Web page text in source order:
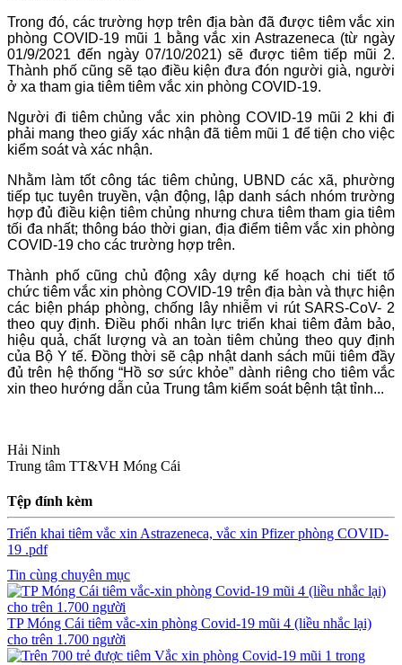
Trong đó, các trường hợp trên địa bàn đã được tiêm vắc xin
phòng COVID-19 mũi 1 bằng vắc xin Astrazeneca (từ ngày
01/9/2021 đến ngày 07/10/2021) sẽ được tiêm tiếp mũi 2.
Thành phố cũng sẽ tạo điều kiện đưa đón người già, người
ở xa tham gia tiêm tiêm vắc xin phòng COVID-19.
Người đi tiêm chủng vắc xin phòng COVID-19 mũi 2 khi đi
phải mang theo giấy xác nhận đã tiêm mũi 1 để tiện cho việc
kiểm soát và xác nhận.
Nhằm làm tốt công tác tiêm chủng, UBND các xã, phường
tiếp tục tuyên truyền, vận động, lập danh sách nhóm trường
hợp đủ điều kiện tiêm chủng nhưng chưa tiêm tham gia tiêm
tối đa nhất; thông báo thời gian, địa điểm tiêm vắc xin phòng
COVID-19 cho các trường hợp trên.
Thành phố cũng chủ động xây dựng kế hoạch chi tiết tổ
chức tiêm vắc xin phòng COVID-19 trên địa bàn và thực hiện
các biện pháp phòng, chống lây nhiễm vi rút SARS-CoV- 2
theo quy định. Điều phối nhân lực triển khai tiêm đảm bảo,
hiệu quả, chất lượng và an toàn tiêm chủng theo quy định
của Bộ Y tế. Đồng thời sẽ cập nhật danh sách mũi tiêm đầy
đủ trên hệ thống “Hồ sơ sức khỏe” dành riêng cho tiêm vắc
xin theo hướng dẫn của Trung tâm kiểm soát bệnh tật tỉnh...
Hải Ninh
Trung tâm TT&VH Móng Cái
Tệp đính kèm
Triển khai tiêm vắc xin Astrazeneca, vắc xin Pfizer phòng COVID-
19 .pdf
Tin cùng chuyên mục
TP Móng Cái tiêm vắc-xin phòng Covid-19 mũi 4 (liều nhắc lại)
cho trên 1.700 người